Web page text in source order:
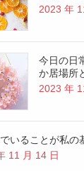
2023 年
今日の日
か居場所
2023 年
いることが私の
11 月 14 日